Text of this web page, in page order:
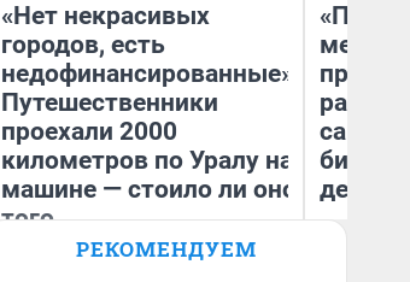
«Нет некрасивых
городов, есть
недофинансированные».
Путешественники
проехали 2000
километров по Уралу на
машине — стоило ли оно
того
Екатерина Литкевич
самом
РЕКОМЕНДУЕМ